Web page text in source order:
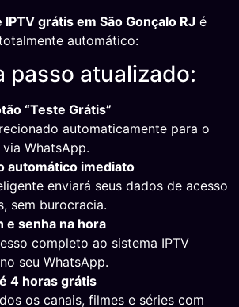
grátis em São Gonçalo RJ é
automático:
passo atualizado:
“Teste Grátis”
automaticamente para o
WhatsApp.
automático imediato
enviará seus dados de acesso
sem burocracia.
e senha na hora
completo ao sistema IPTV
seu WhatsApp.
4 horas grátis
os canais, filmes e séries com